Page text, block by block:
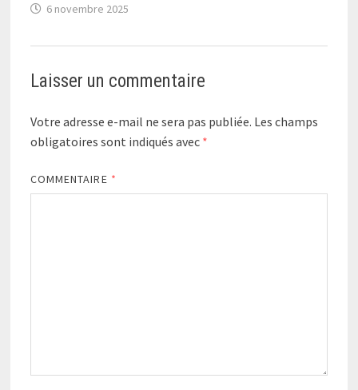
6 novembre 2025
Laisser un commentaire
Votre adresse e-mail ne sera pas publiée. Les champs
obligatoires sont indiqués avec *
COMMENTAIRE *